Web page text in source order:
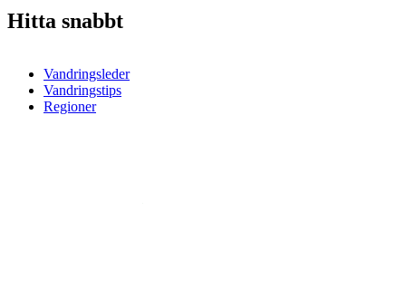
Hitta snabbt
Vandringsleder
Vandringstips
Regioner